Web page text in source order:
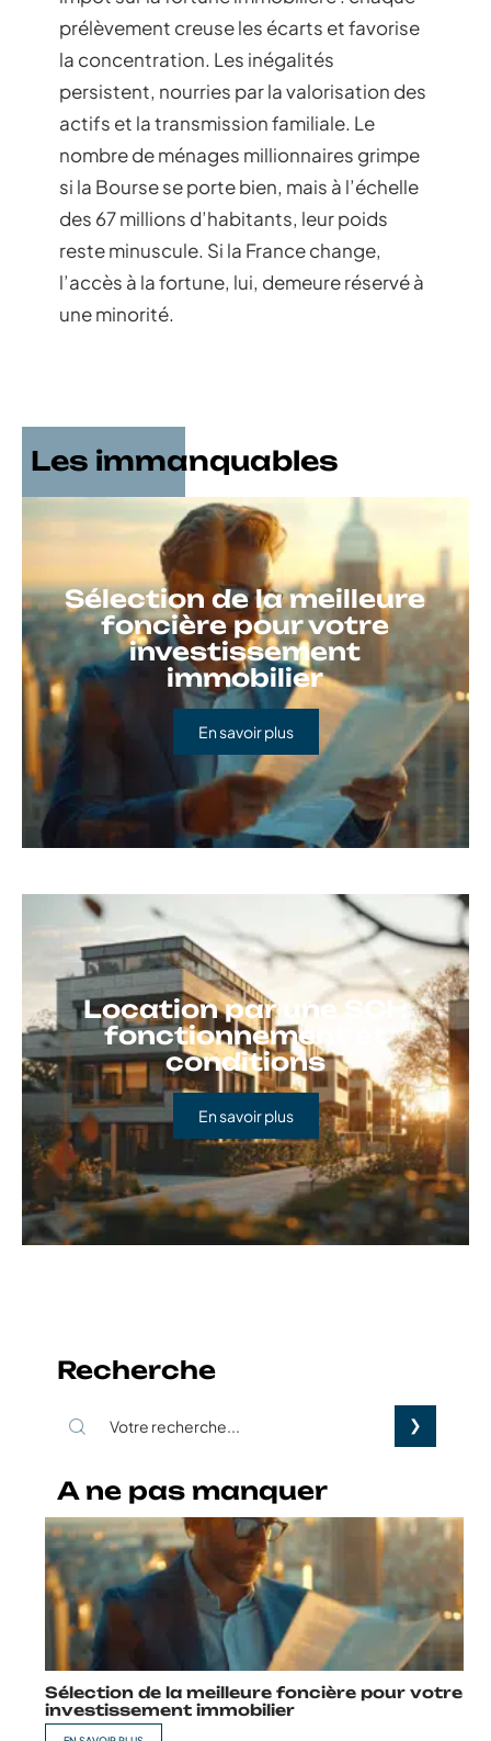
prélèvement creuse les écarts et favorise
la concentration. Les inégalités
persistent, nourries par la valorisation des
actifs et la transmission familiale. Le
nombre de ménages millionnaires grimpe
si la Bourse se porte bien, mais à l’échelle
des 67 millions d’habitants, leur poids
reste minuscule. Si la France change,
l’accès à la fortune, lui, demeure réservé à
une minorité.
Les immanquables
Sélection de la meilleure
foncière pour votre
investissement
immobilier
En savoir plus
Location par une SCI :
fonctionnement et
conditions
En savoir plus
Recherche
A ne pas manquer
Sélection de la meilleure foncière pour votre
investissement immobilier